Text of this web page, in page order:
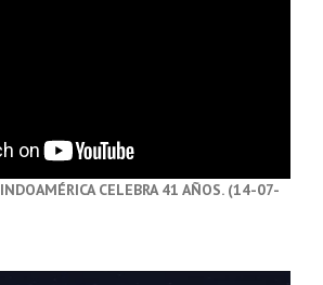
INDOAMÉRICA CELEBRA 41 AÑOS. (14-07-